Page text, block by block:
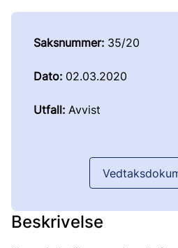
Saksnummer: 35/20
Dato: 02.03.2020
Utfall: Avvist
Beskrivelse